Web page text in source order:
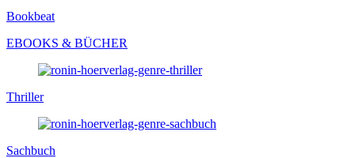
Bookbeat
EBOOKS & BÜCHER
Thriller
Sachbuch